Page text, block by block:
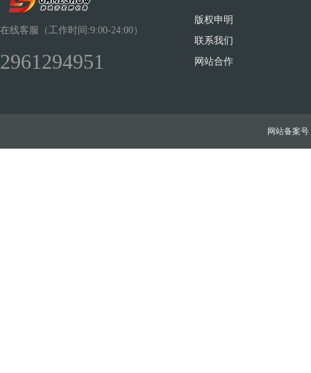
在线客服（工作时间:9:00-24:00）
2961294951
版权申明
联系我们
网站合作
网站备案号